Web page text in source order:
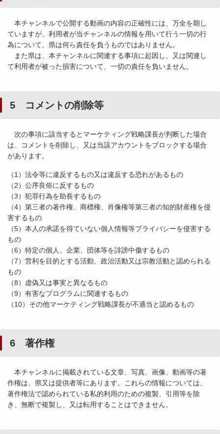
本チャンネルで公開する動画の内容の正確性には、万全を期し
ていますが、利用者が当チャンネルの情報を用いて行う一切の行
為について、県は何ら責任を負うものではありません。
また県は、本チャンネルに関連する事項に起因し、又は関連し
て利用者が被った損害について、一切の責任を負いません。
5 コメントの削除等
次の事項に該当すると マーケティング戦略課長が判断した場合
は、コメントを削除し、又は当該アカウントをブロックする場合
があります。
（1）法令等に違反するもの又は違反する恐れがあるもの
（2）公序良俗に反するもの
（3）犯罪行為を助長するもの
（4）第三者の著作権、商標権、肖像権等第三者の知的財産権を侵
害するもの
（5）本人の承諾を得ていない個人情報等プライバシーを侵害する
もの
（6）特定の個人、企業、団体等を誹謗中傷するもの
（7）営利を目的とする活動、政治活動又は宗教活動と認められる
もの
（8）虚偽又は事実と異なるもの
（9）有害なプログラムに関連するもの
（10）その他マーケティング戦略課長が不適当と認めるもの
6 著作権
本チャンネルに掲載されている文章、写真、画像、動画等の著
作権は、県又は提供者等にあります。これらの情報については、
著作権法で認められている私的利用のための複製、引用等を除
き、無断で複製し、又は転用することはできません。